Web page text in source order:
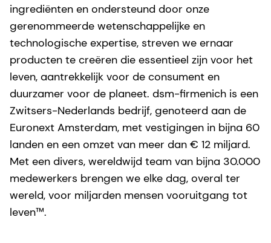
ingrediënten en ondersteund door onze
gerenommeerde wetenschappelijke en
technologische expertise, streven we ernaar
producten te creëren die essentieel zijn voor het
leven, aantrekkelijk voor de consument en
duurzamer voor de planeet. dsm-firmenich is een
Zwitsers-Nederlands bedrijf, genoteerd aan de
Euronext Amsterdam, met vestigingen in bijna 60
landen en een omzet van meer dan € 12 miljard.
Met een divers, wereldwijd team van bijna 30.000
medewerkers brengen we elke dag, overal ter
wereld, voor miljarden mensen vooruitgang tot
leven™.